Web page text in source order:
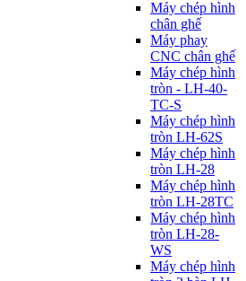
Máy chép hình
chân ghế
Máy phay
CNC chân ghế
Máy chép hình
tròn - LH-40-
TC-S
Máy chép hình
tròn LH-62S
Máy chép hình
tròn LH-28
Máy chép hình
tròn LH-28TC
Máy chép hình
tròn LH-28-
WS
Máy chép hình